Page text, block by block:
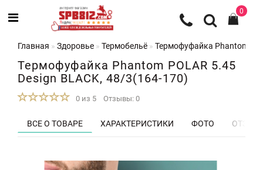
0
Главная Здоровье Термобельё Термофуфайка Phantom
Термофуфайка Phantom POLAR 5.45
Design BLACK, 48/3(164-170)
0 из 5 Отзывы: 0
ВСЕ О ТОВАРЕ ХАРАКТЕРИСТИКИ ФОТО